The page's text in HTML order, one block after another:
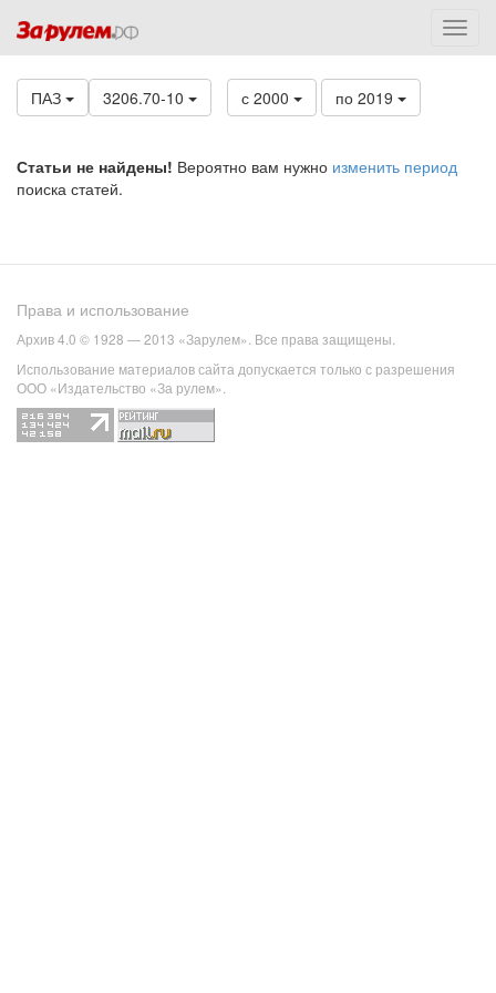
ПАЗ 3206.70-10 с 2000 по 2019
Статьи не найдены! Вероятно вам нужно изменить период
поиска статей.
Права и использование
Архив 4.0 © 1928 — 2013 «Зарулем». Все права защищены.
Использование материалов сайта допускается только с разрешения
ООО «Издательство «За рулем».